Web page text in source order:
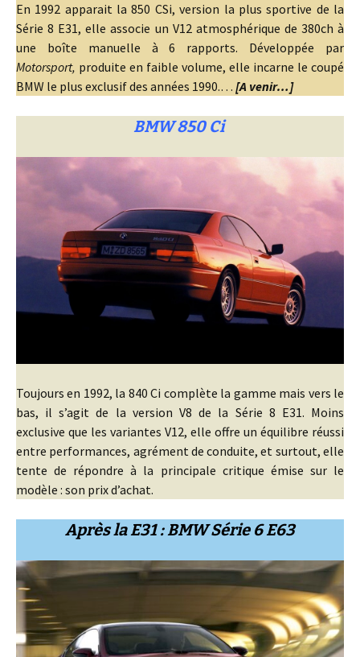
En 1992 apparait la 850 CSi, version la plus sportive de la
Série 8 E31, elle associe un V12 atmosphérique de 380ch à
une boîte manuelle à 6 rapports. Développée par
Motorsport, produite en faible volume, elle incarne le coupé
BMW le plus exclusif des années 1990.… [A venir…]
BMW 850 Ci
Toujours en 1992, la 840 Ci complète la gamme mais vers le
bas, il s’agit de la version V8 de la Série 8 E31. Moins
exclusive que les variantes V12, elle offre un équilibre réussi
entre performances, agrément de conduite, et surtout, elle
tente de répondre à la principale critique émise sur le
modèle : son prix d’achat.
Après la E31 : BMW Série 6 E63